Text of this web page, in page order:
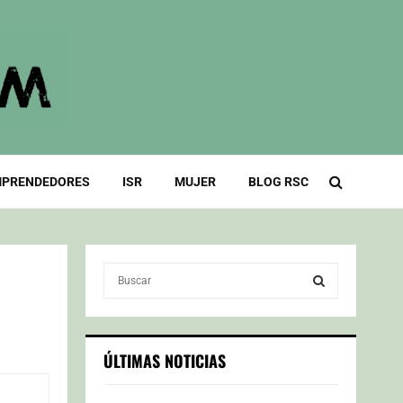
ISR MUJER BLOG RSC
c
h
S
ÚLTIMAS NOTICIAS